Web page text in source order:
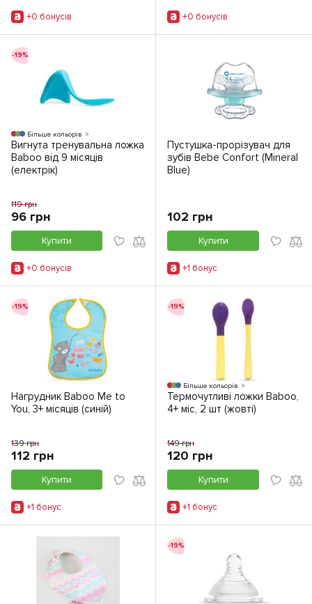
+0 бонусiв +0 бонусiв
-19%
Більше кольорів
Вигнута тренувальна ложка
Baboo від 9 місяців
(електрік)
119 грн
96 грн
Купити
+0 бонусiв
Пустушка-прорізувач для
зубів Bebe Confort (Mineral
Blue)
102 грн
Купити
+1 бонус
-19%
Нагрудник Baboo Me to
You, 3+ місяців (синій)
139 грн
112 грн
Купити
+1 бонус
-19%
Більше кольорів
Термочутливі ложки Baboo,
4+ міс, 2 шт (жовті)
149 грн
120 грн
Купити
+1 бонус
-19%